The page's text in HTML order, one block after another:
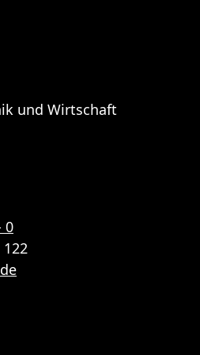
und Wirtschaft
0
122